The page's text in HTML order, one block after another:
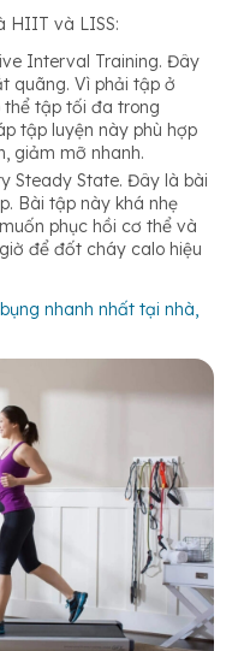
HIIT và LISS:
Interval Training. Đây
quãng. Vì phải tập ở
tập tối đa trong
tập luyện này phù hợp
giảm mỡ nhanh.
Steady State. Đây là bài
Bài tập này khá nhẹ
phục hồi cơ thể và
để đốt cháy calo hiệu
nhanh nhất tại nhà,